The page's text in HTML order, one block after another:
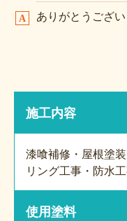
ありがとうござい
施工内容
漆喰補修・屋根塗
リング工事・防水
使用塗料